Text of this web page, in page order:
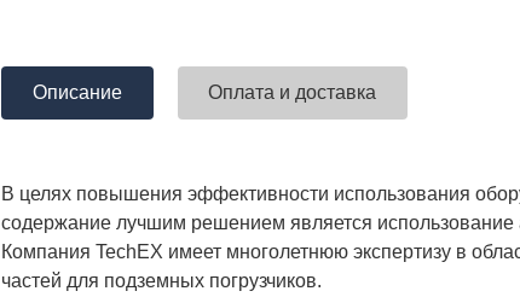
Описание Оплата и доставка
В целях повышения эффективности использования
содержание лучшим решением является использование
Компания TechEX имеет многолетнюю экспертизу в
частей для подземных погрузчиков.